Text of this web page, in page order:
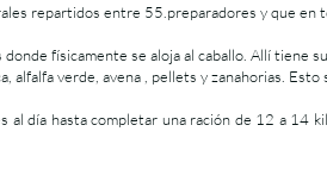
repartidos entre 55.preparadores y que en
físicamente se aloja al caballo. Allí tiene
alfalfa verde, avena , pellets y zanahorias.
al día hasta completar una ración de 12 a 14